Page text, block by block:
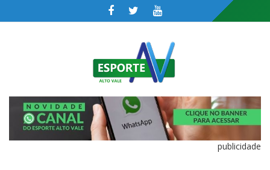
publicidade